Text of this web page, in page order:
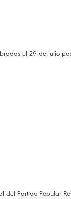
el 29 de julio
Partido Popular